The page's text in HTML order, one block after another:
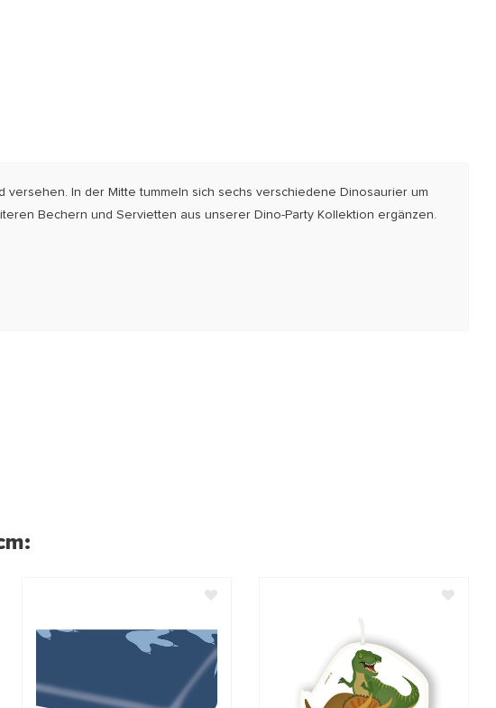
In der Mitte tummeln sich sechs verschiedene Dinosaurier um
Bechern und Servietten aus unserer Dino-Party Kollektion ergänzen.